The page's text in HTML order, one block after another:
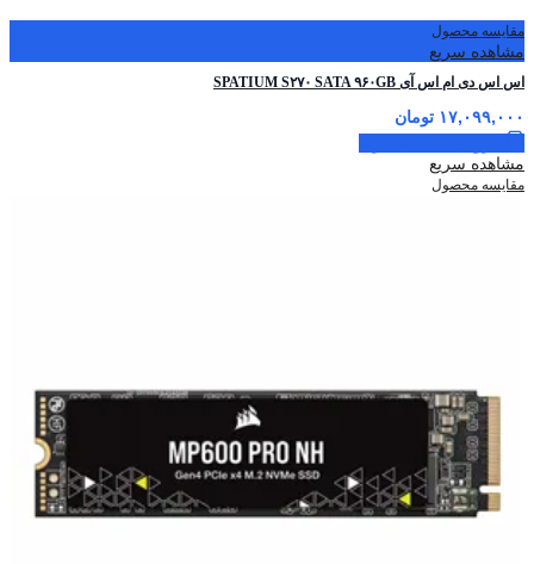
مقایسه محصول
مشاهده سریع
اس اس دی ام اس آی SPATIUM S۲۷۰ SATA ۹۶۰GB
۱۷,۰۹۹,۰۰۰ تومان
مشاهده سریع
مقایسه محصول